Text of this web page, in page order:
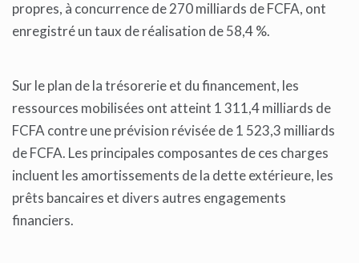
propres, à concurrence de 270 milliards de FCFA, ont
enregistré un taux de réalisation de 58,4 %.
Sur le plan de la trésorerie et du financement, les
ressources mobilisées ont atteint 1 311,4 milliards de
FCFA contre une prévision révisée de 1 523,3 milliards
de FCFA. Les principales composantes de ces charges
incluent les amortissements de la dette extérieure, les
prêts bancaires et divers autres engagements
financiers.